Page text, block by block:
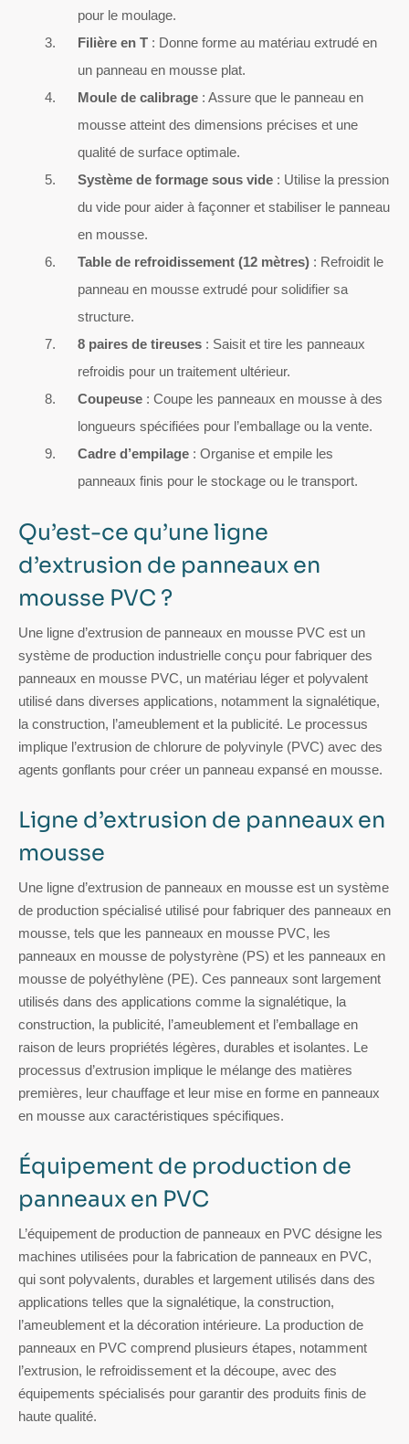
pour le moulage.
Filière en T : Donne forme au matériau extrudé en
un panneau en mousse plat.
Moule de calibrage : Assure que le panneau en
mousse atteint des dimensions précises et une
qualité de surface optimale.
Système de formage sous vide : Utilise la pression
du vide pour aider à façonner et stabiliser le panneau
en mousse.
Table de refroidissement (12 mètres) : Refroidit le
panneau en mousse extrudé pour solidifier sa
structure.
8 paires de tireuses : Saisit et tire les panneaux
refroidis pour un traitement ultérieur.
Coupeuse : Coupe les panneaux en mousse à des
longueurs spécifiées pour l’emballage ou la vente.
Cadre d’empilage : Organise et empile les
panneaux finis pour le stockage ou le transport.
Qu’est-ce qu’une ligne
d’extrusion de panneaux en
mousse PVC ?
Une ligne d’extrusion de panneaux en mousse PVC est un
système de production industrielle conçu pour fabriquer des
panneaux en mousse PVC, un matériau léger et polyvalent
utilisé dans diverses applications, notamment la signalétique,
la construction, l’ameublement et la publicité. Le processus
implique l’extrusion de chlorure de polyvinyle (PVC) avec des
agents gonflants pour créer un panneau expansé en mousse.
Ligne d’extrusion de panneaux en
mousse
Une ligne d’extrusion de panneaux en mousse est un système
de production spécialisé utilisé pour fabriquer des panneaux en
mousse, tels que les panneaux en mousse PVC, les
panneaux en mousse de polystyrène (PS) et les panneaux en
mousse de polyéthylène (PE). Ces panneaux sont largement
utilisés dans des applications comme la signalétique, la
construction, la publicité, l’ameublement et l’emballage en
raison de leurs propriétés légères, durables et isolantes. Le
processus d’extrusion implique le mélange des matières
premières, leur chauffage et leur mise en forme en panneaux
en mousse aux caractéristiques spécifiques.
Équipement de production de
panneaux en PVC
L’équipement de production de panneaux en PVC désigne les
machines utilisées pour la fabrication de panneaux en PVC,
qui sont polyvalents, durables et largement utilisés dans des
applications telles que la signalétique, la construction,
l’ameublement et la décoration intérieure. La production de
panneaux en PVC comprend plusieurs étapes, notamment
l’extrusion, le refroidissement et la découpe, avec des
équipements spécialisés pour garantir des produits finis de
haute qualité.